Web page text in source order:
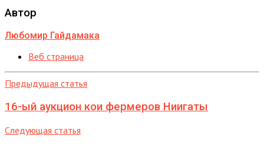
Автор
Любомир Гайдамака
Веб страница
Предыдущая статья
16-ый аукцион кои фермеров Ниигаты
Следующая статья